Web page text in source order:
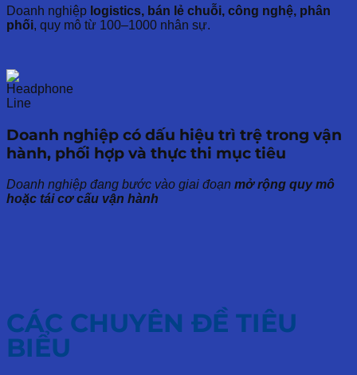
Doanh nghiệp logistics, bán lẻ chuỗi, công nghệ, phân
phối, quy mô từ 100–1000 nhân sự.
Doanh nghiệp có dấu hiệu trì trệ trong vận
hành, phối hợp và thực thi mục tiêu
Doanh nghiệp đang bước vào giai đoạn mở rộng quy mô
hoặc tái cơ cấu vận hành
CÁC CHUYÊN ĐỀ TIÊU
BIỂU